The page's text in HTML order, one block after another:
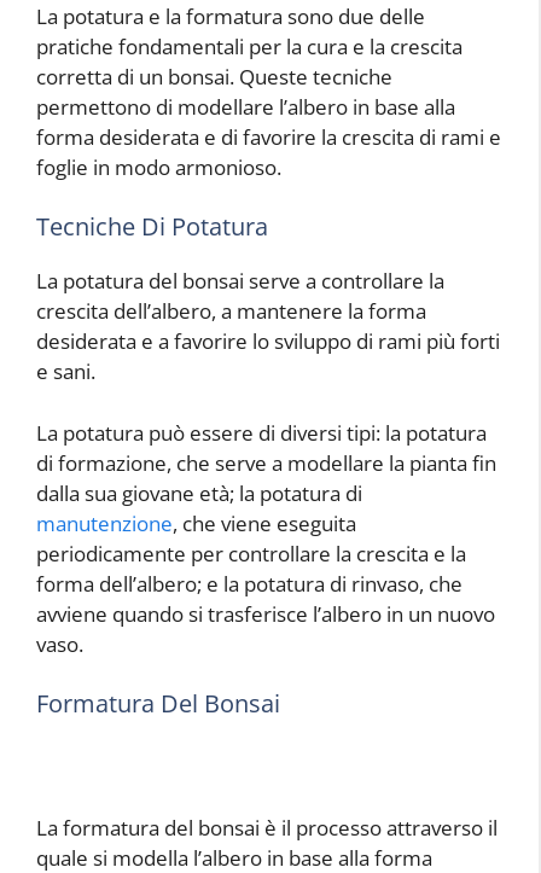
La potatura e la formatura sono due delle
pratiche fondamentali per la cura e la crescita
corretta di un bonsai. Queste tecniche
permettono di modellare l’albero in base alla
forma desiderata e di favorire la crescita di rami e
foglie in modo armonioso.
Tecniche Di Potatura
La potatura del bonsai serve a controllare la
crescita dell’albero, a mantenere la forma
desiderata e a favorire lo sviluppo di rami più forti
e sani.
La potatura può essere di diversi tipi: la potatura
di formazione, che serve a modellare la pianta fin
dalla sua giovane età; la potatura di
manutenzione, che viene eseguita
periodicamente per controllare la crescita e la
forma dell’albero; e la potatura di rinvaso, che
avviene quando si trasferisce l’albero in un nuovo
vaso.
Formatura Del Bonsai
La formatura del bonsai è il processo attraverso il
quale si modella l’albero in base alla forma